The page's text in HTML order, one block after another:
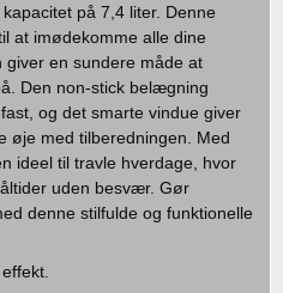
på 7,4 liter. Denne
at imødekomme alle dine
giver en sundere måde at
Den non-stick belægning
og det smarte vindue giver
øje med tilberedningen. Med
ideel til travle hverdage, hvor
uden besvær. Gør
denne stilfulde og funktionelle